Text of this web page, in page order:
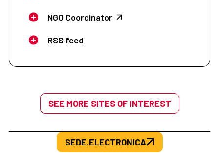
NGO Coordinator
RSS feed
SEE MORE SITES OF INTEREST
SEDE.ELECTRONICA